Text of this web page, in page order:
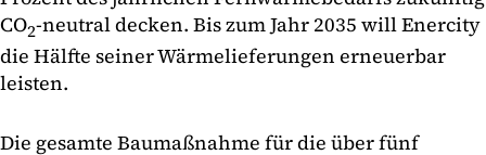
CO2-neutral decken. Bis zum Jahr 2035 will Enercity
die Hälfte seiner Wärmelieferungen erneuerbar
leisten.
Die gesamte Baumaßnahme für die über fünf